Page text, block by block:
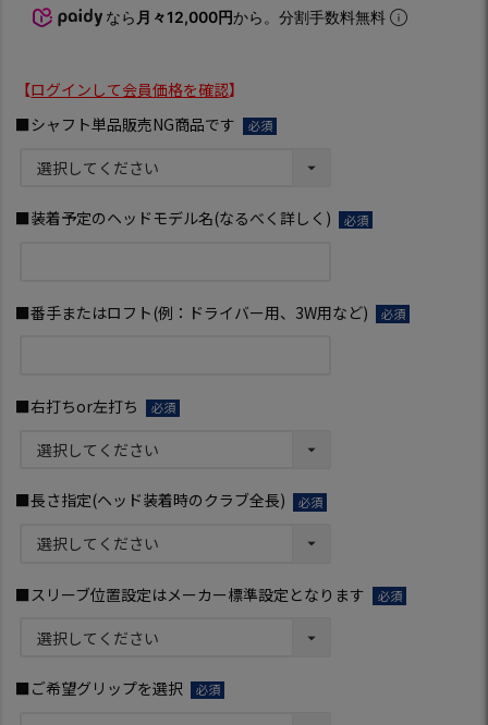
なら 月々12,000円から。分割手数料無料
【ログインして会員価格を確認】
■シャフト単品販売NG商品です
■装着予定のヘッドモデル名(なるべく詳しく)
■番手またはロフト(例：ドライバー用、3W用など)
■右打ちor左打ち
須)
■長さ指定(ヘッド装着時のクラブ全長)
須)
■スリーブ位置設定はメーカー標準設定となります
■ご希望グリップを選択